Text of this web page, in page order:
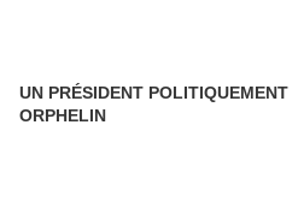
UN PRÉSIDENT POLITIQUEMENT
ORPHELIN